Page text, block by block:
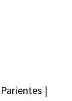
|